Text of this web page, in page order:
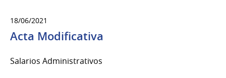
18/06/2021
Acta Modificativa
Salarios Administrativos